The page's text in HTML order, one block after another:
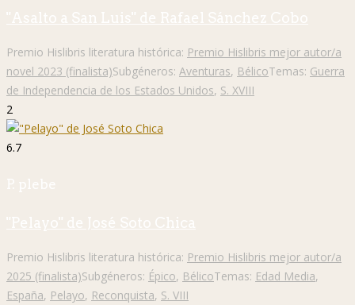
"Asalto a San Luis" de Rafael Sánchez Cobo
Premio Hislibris literatura histórica: Premio Hislibris mejor autor/a
novel 2023 (finalista)Subgéneros: Aventuras, BélicoTemas: Guerra
de Independencia de los Estados Unidos, S. XVIII
2
6.7
P. plebe
"Pelayo" de José Soto Chica
Premio Hislibris literatura histórica: Premio Hislibris mejor autor/a
2025 (finalista)Subgéneros: Épico, BélicoTemas: Edad Media,
España, Pelayo, Reconquista, S. VIII